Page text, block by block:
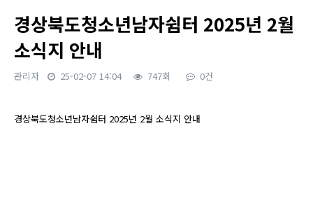
경상북도청소년남자쉼터 2025년 2월
소식지 안내
관리자 25-02-07 14:04 747회 0건
경상북도청소년남자쉼터 2025년 2월 소식지 안내